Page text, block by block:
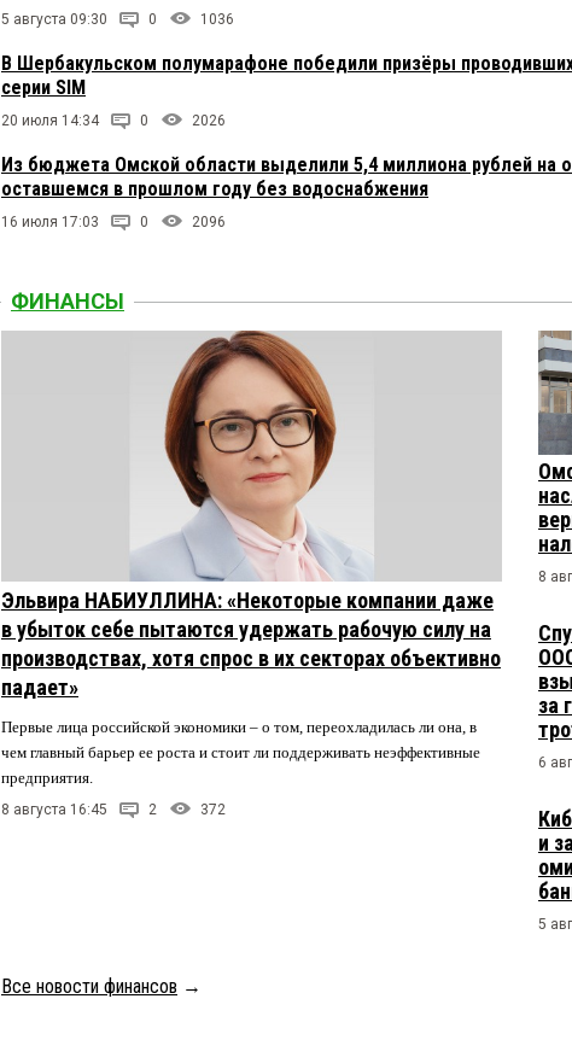
5 августа 09:30 0 1036
В Шербакульском полумарафоне победили призёры
серии SIM
20 июля 14:34 0 2026
Из бюджета Омской области выделили 5,4 миллиона рублей на
оставшемся в прошлом году без водоснабжения
16 июля 17:03 0 2096
ФИНАНСЫ
Эльвира НАБИУЛЛИНА: «Некоторые компании даже
в убыток себе пытаются удержать рабочую силу на
производствах, хотя спрос в их секторах объективно
падает»
Первые лица российской экономики – о том, переохладилась ли она, в
чем главный барьер ее роста и стоит ли поддерживать неэффективные
предприятия.
8 августа 16:45 2 372
8
за
6
и
5
Все новости финансов →